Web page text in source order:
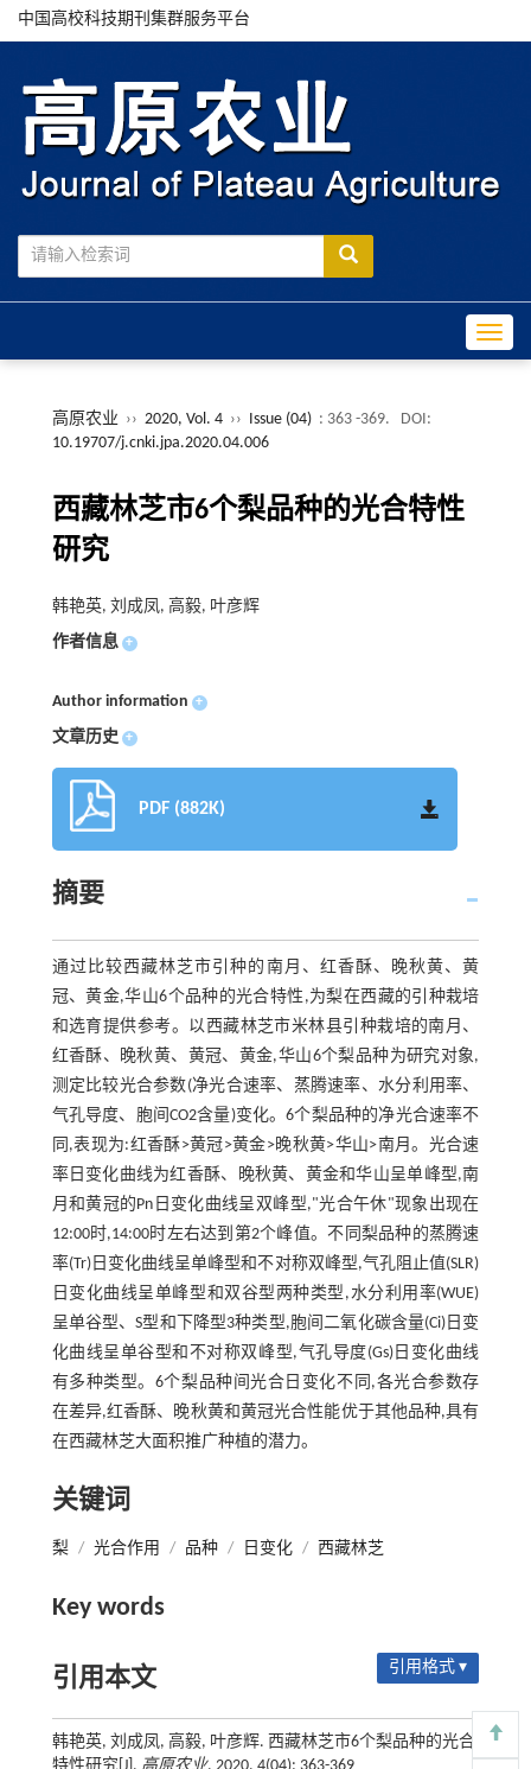
中国高校科技期刊集群服务平台
高原农业 ›› 2020, Vol. 4 ›› Issue (04) : 363 -369.
DOI:
10.19707/j.cnki.jpa.2020.04.006
西藏林芝市6个梨品种的光合特性
研究
韩艳英, 刘成凤, 高毅, 叶彦辉
作者信息 +
Author information +
文章历史 +
PDF (882K)
摘要
通过比较西藏林芝市引种的南月、红香酥、晚秋黄、黄
冠、黄金,华山6个品种的光合特性,为梨在西藏的引种栽培
和选育提供参考。以西藏林芝市米林县引种栽培的南月、
红香酥、晚秋黄、黄冠、黄金,华山6个梨品种为研究对象,
测定比较光合参数(净光合速率、蒸腾速率、水分利用率、
气孔导度、胞间CO2含量)变化。6个梨品种的净光合速率不
同,表现为:红香酥>黄冠>黄金>晚秋黄>华山>南月。光合速
率日变化曲线为红香酥、晚秋黄、黄金和华山呈单峰型,南
月和黄冠的Pn日变化曲线呈双峰型,"光合午休"现象出现在
12:00时,14:00时左右达到第2个峰值。不同梨品种的蒸腾速
率(Tr)日变化曲线呈单峰型和不对称双峰型,气孔阻止值(SLR)
日变化曲线呈单峰型和双谷型两种类型,水分利用率(WUE)
呈单谷型、S型和下降型3种类型,胞间二氧化碳含量(Ci)日变
化曲线呈单谷型和不对称双峰型,气孔导度(Gs)日变化曲线
有多种类型。6个梨品种间光合日变化不同,各光合参数存
在差异,红香酥、晚秋黄和黄冠光合性能优于其他品种,具有
在西藏林芝大面积推广种植的潜力。
关键词
梨 / 光合作用 / 品种 / 日变化 / 西藏林芝
Key words
引用本文 引用格式 ▾
韩艳英, 刘成凤, 高毅, 叶彦辉. 西藏林芝市6个梨品种的光合